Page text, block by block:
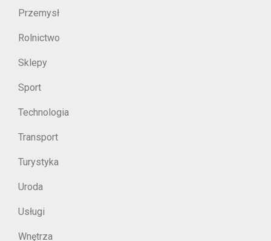
Przemysł
Rolnictwo
Sklepy
Sport
Technologia
Transport
Turystyka
Uroda
Usługi
Wnętrza